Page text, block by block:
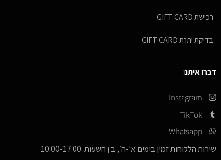
רכישת GIFT CARD
בדיקת יתרת GIFT CARD
דברו איתנו
Instagram
TikTok
Whatsapp
שירות הלקוחות זמין בימים א׳-ה׳, בין השעות 10:00-17:00